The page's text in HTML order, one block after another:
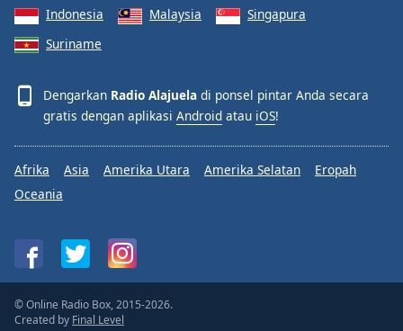
Indonesia
Malaysia
Singapura
Suriname
Dengarkan Radio Alajuela di ponsel pintar Anda secara
gratis dengan aplikasi Android atau iOS!
Afrika Asia Amerika Utara Amerika Selatan
Eropah
Oceania
© Online Radio Box, 2015-2026.
Created by Final Level